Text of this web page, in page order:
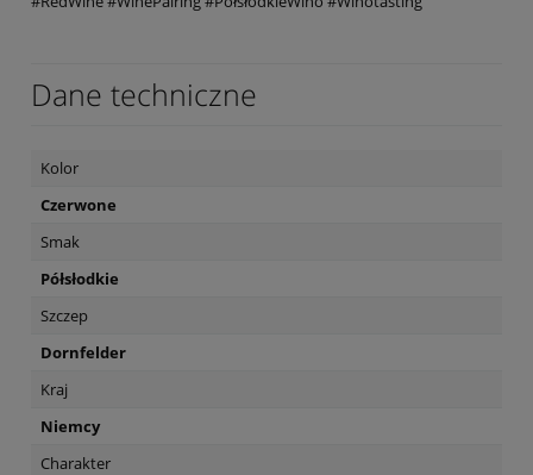
Dane techniczne
Kolor
Czerwone
Smak
Półsłodkie
Szczep
Dornfelder
Kraj
Niemcy
Charakter